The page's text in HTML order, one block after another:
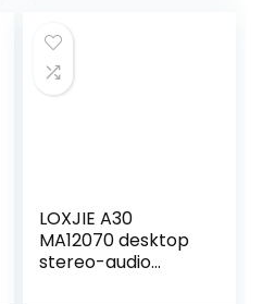
LOXJIE A30
MA12070 desktop
stereo-audio